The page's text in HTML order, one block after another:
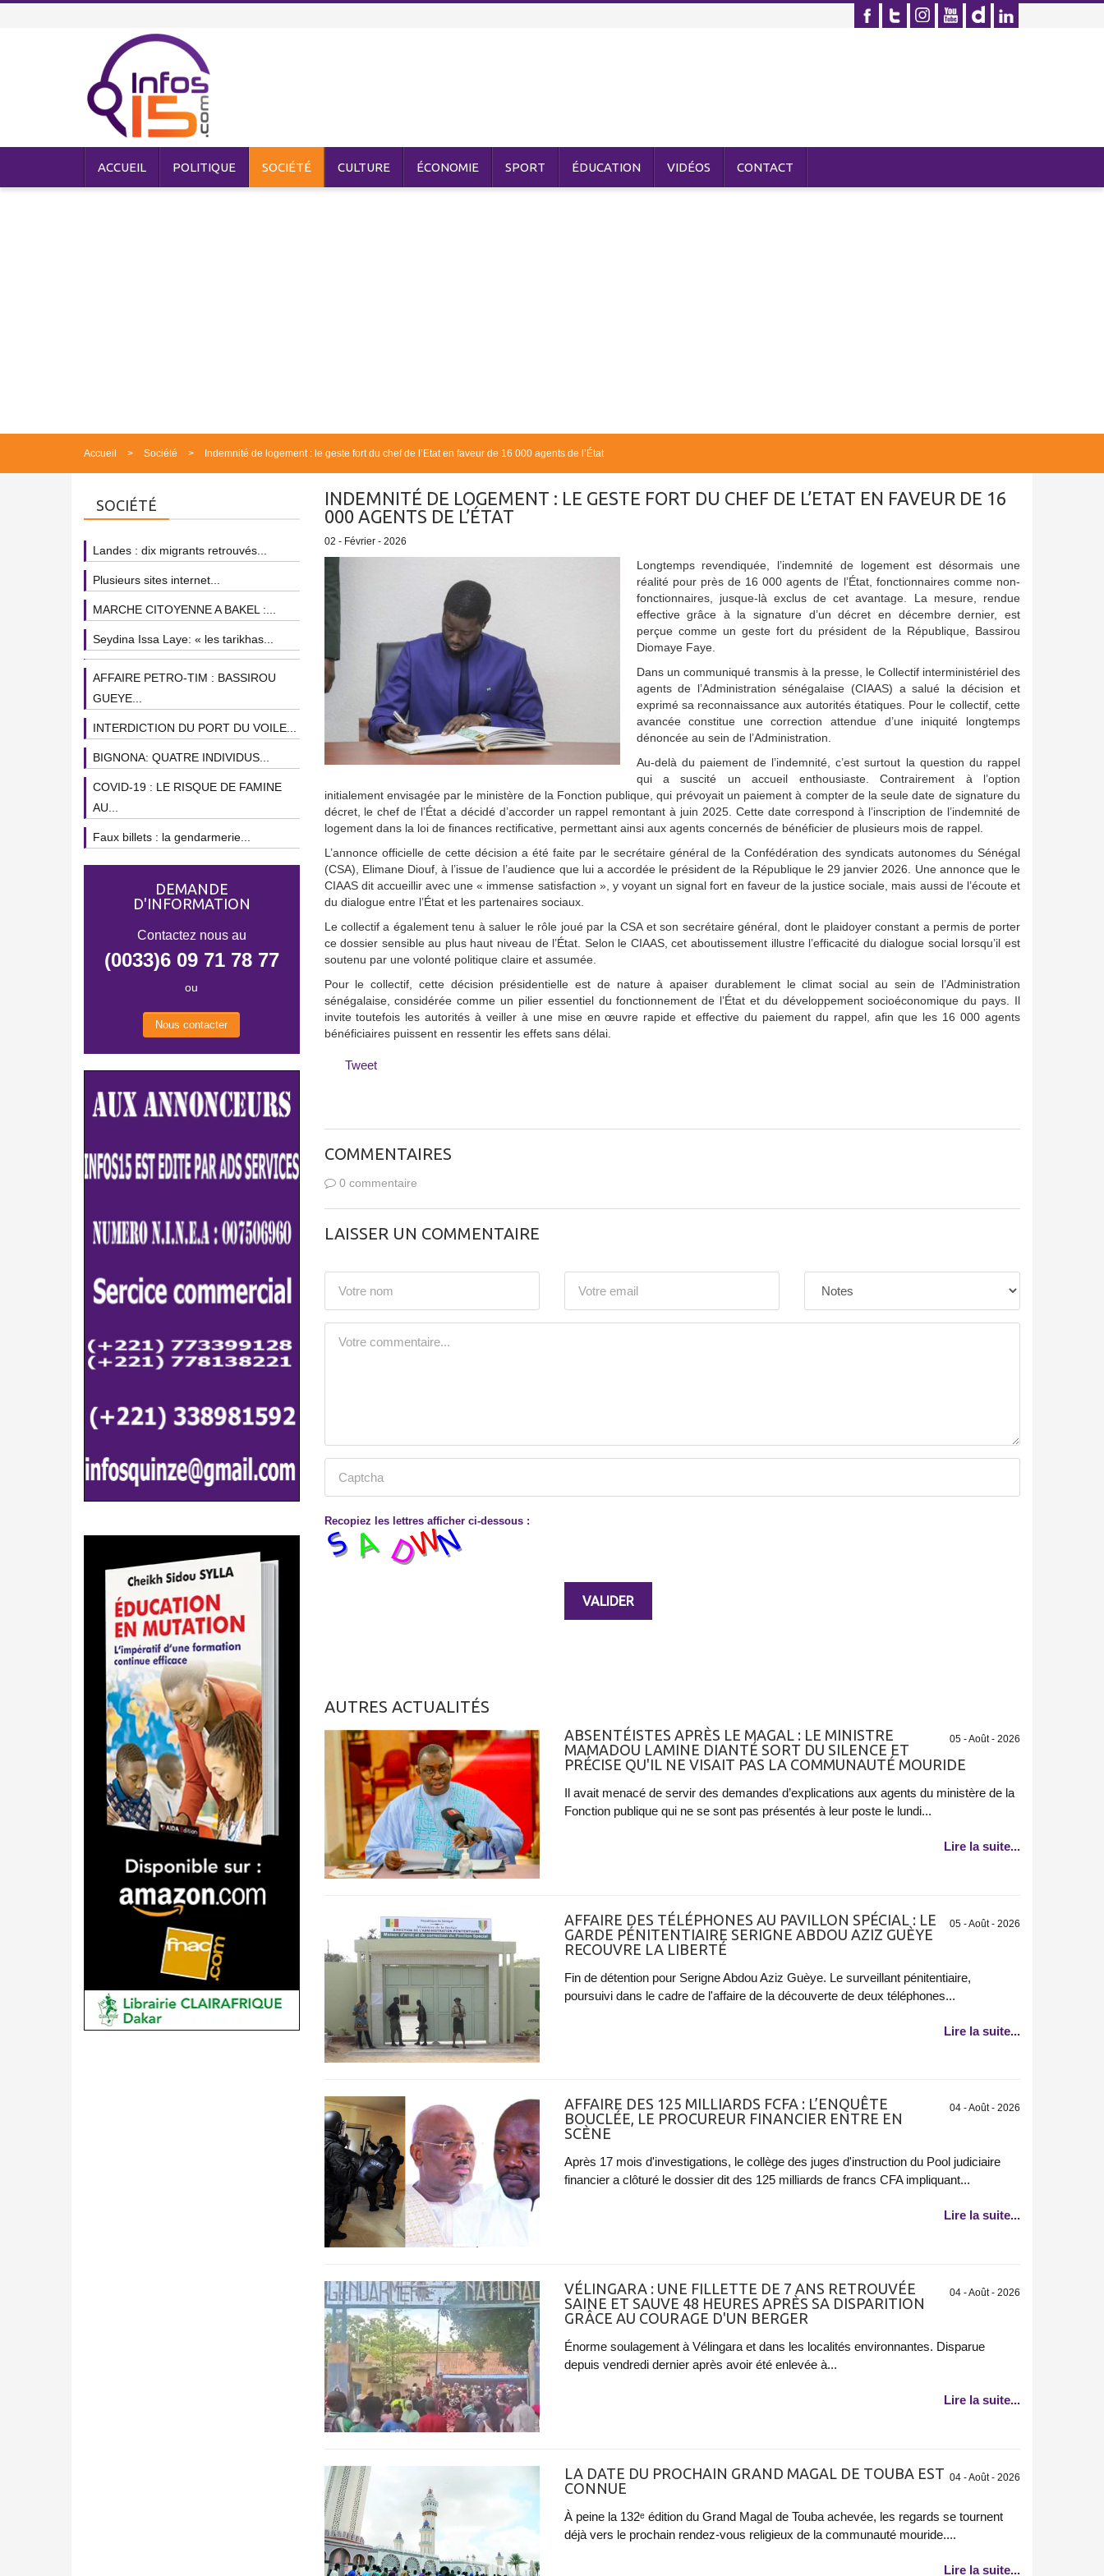
ACCUEIL POLITIQUE SOCIÉTÉ CULTURE ÉCONOMIE SPORT ÉDUCATION VIDÉOS CONTACT
Accueil Société Indemnité de logement : le geste fort du chef de l’Etat en faveur de 16 000 agents de l’État
INDEMNITÉ DE LOGEMENT : LE GESTE FORT DU CHEF DE L’ETAT EN FAVEUR DE 16
000 AGENTS DE L’ÉTAT
02 - Février - 2026
Longtemps revendiquée, l’indemnité de logement est désormais une
réalité pour près de 16 000 agents de l’État, fonctionnaires comme non-
fonctionnaires, jusque-là exclus de cet avantage. La mesure, rendue
effective grâce à la signature d’un décret en décembre dernier, est
perçue comme un geste fort du président de la République, Bassirou
Diomaye Faye.
Dans un communiqué transmis à la presse, le Collectif interministériel des
agents de l’Administration sénégalaise (CIAAS) a salué la décision et
exprimé sa reconnaissance aux autorités étatiques. Pour le collectif, cette
avancée constitue une correction attendue d’une iniquité longtemps
dénoncée au sein de l’Administration.
Au-delà du paiement de l’indemnité, c’est surtout la question du rappel
qui a suscité un accueil enthousiaste. Contrairement à l’option
initialement envisagée par le ministère de la Fonction publique, qui prévoyait un paiement à compter de la seule date de signature du
décret, le chef de l’État a décidé d’accorder un rappel remontant à juin 2025. Cette date correspond à l’inscription de l’indemnité de
logement dans la loi de finances rectificative, permettant ainsi aux agents concernés de bénéficier de plusieurs mois de rappel.
L’annonce officielle de cette décision a été faite par le secrétaire général de la Confédération des syndicats autonomes du Sénégal
(CSA), Elimane Diouf, à l’issue de l’audience que lui a accordée le président de la République le 29 janvier 2026. Une annonce que le
CIAAS dit accueillir avec une « immense satisfaction », y voyant un signal fort en faveur de la justice sociale, mais aussi de l’écoute et
du dialogue entre l’État et les partenaires sociaux.
Le collectif a également tenu à saluer le rôle joué par la CSA et son secrétaire général, dont le plaidoyer constant a permis de porter
ce dossier sensible au plus haut niveau de l’État. Selon le CIAAS, cet aboutissement illustre l’efficacité du dialogue social lorsqu’il est
soutenu par une volonté politique claire et assumée.
Pour le collectif, cette décision présidentielle est de nature à apaiser durablement le climat social au sein de l’Administration
sénégalaise, considérée comme un pilier essentiel du fonctionnement de l’État et du développement socioéconomique du pays. Il
invite toutefois les autorités à veiller à une mise en œuvre rapide et effective du paiement du rappel, afin que les 16 000 agents
bénéficiaires puissent en ressentir les effets sans délai.
Tweet
COMMENTAIRES
0 commentaire
LAISSER UN COMMENTAIRE
Recopiez les lettres afficher ci-dessous :
AUTRES ACTUALITÉS
05 - Août - 2026
ABSENTÉISTES APRÈS LE MAGAL : LE MINISTRE
MAMADOU LAMINE DIANTÉ SORT DU SILENCE ET
PRÉCISE QU'IL NE VISAIT PAS LA COMMUNAUTÉ MOURIDE
Il avait menacé de servir des demandes d’explications aux agents du ministère de la
Fonction publique qui ne se sont pas présentés à leur poste le lundi...
Lire la suite...
05 - Août - 2026
AFFAIRE DES TÉLÉPHONES AU PAVILLON SPÉCIAL : LE
GARDE PÉNITENTIAIRE SERIGNE ABDOU AZIZ GUÈYE
RECOUVRE LA LIBERTÉ
Fin de détention pour Serigne Abdou Aziz Guèye. Le surveillant pénitentiaire,
poursuivi dans le cadre de l'affaire de la découverte de deux téléphones...
Lire la suite...
04 - Août - 2026
AFFAIRE DES 125 MILLIARDS FCFA : L’ENQUÊTE
BOUCLÉE, LE PROCUREUR FINANCIER ENTRE EN
SCÈNE
Après 17 mois d'investigations, le collège des juges d'instruction du Pool judiciaire
financier a clôturé le dossier dit des 125 milliards de francs CFA impliquant...
Lire la suite...
04 - Août - 2026
VÉLINGARA : UNE FILLETTE DE 7 ANS RETROUVÉE
SAINE ET SAUVE 48 HEURES APRÈS SA DISPARITION
GRÂCE AU COURAGE D'UN BERGER
Énorme soulagement à Vélingara et dans les localités environnantes. Disparue
depuis vendredi dernier après avoir été enlevée à...
Lire la suite...
04 - Août - 2026
LA DATE DU PROCHAIN GRAND MAGAL DE TOUBA EST
CONNUE
À peine la 132ᵉ édition du Grand Magal de Touba achevée, les regards se tournent
déjà vers le prochain rendez-vous religieux de la communauté mouride....
Lire la suite...
SOCIÉTÉ
Landes : dix migrants retrouvés...
Plusieurs sites internet...
MARCHE CITOYENNE A BAKEL :...
Seydina Issa Laye: « les tarikhas...
AFFAIRE PETRO-TIM : BASSIROU
GUEYE...
INTERDICTION DU PORT DU VOILE...
BIGNONA: QUATRE INDIVIDUS...
COVID-19 : LE RISQUE DE FAMINE
AU...
Faux billets : la gendarmerie...
DEMANDE
D'INFORMATION
Contactez nous au
(0033)6 09 71 78 77
ou
Nous contacter